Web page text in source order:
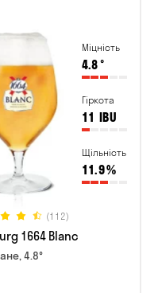
Міцність
4.8°
Гіркота
11 IBU
Щільність
11.9%
(112)
1664 Blanc
4.8°